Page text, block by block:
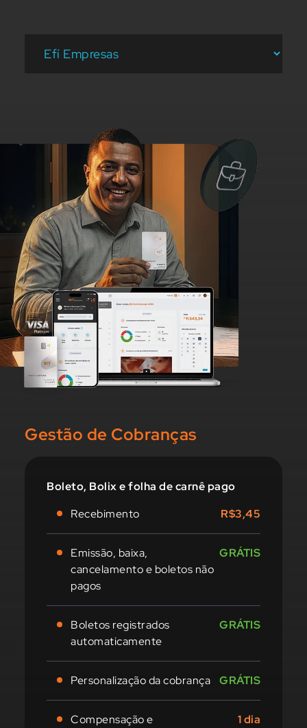
Gestão de Cobranças
Boleto, Bolix e folha de carnê pago
Recebimento
R$3,45
Emissão, baixa,
cancelamento e boletos não
pagos
GRÁTIS
Boletos registrados
automaticamente
GRÁTIS
Personalização da cobrança GRÁTIS
Compensação e
1 dia